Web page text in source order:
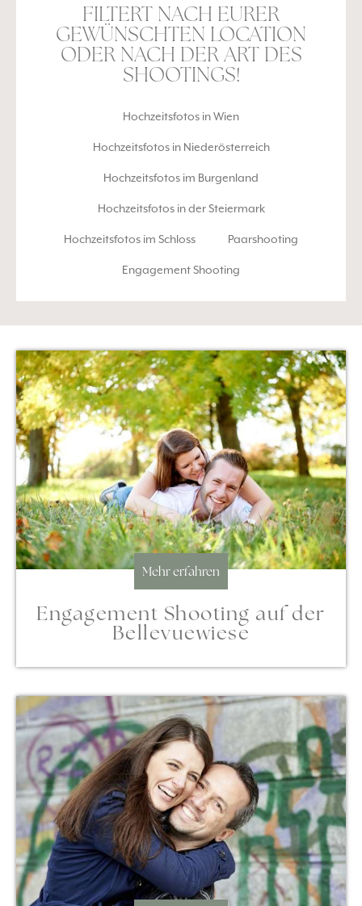
FILTERT NACH EURER
GEWÜNSCHTEN LOCATION
ODER NACH DER ART DES
SHOOTINGS!
Hochzeitsfotos in Wien
Hochzeitsfotos in Niederösterreich
Hochzeitsfotos im Burgenland
Hochzeitsfotos in der Steiermark
Hochzeitsfotos im Schloss Paarshooting
Engagement Shooting
Mehr erfahren
Engagement Shooting auf der
Bellevuewiese